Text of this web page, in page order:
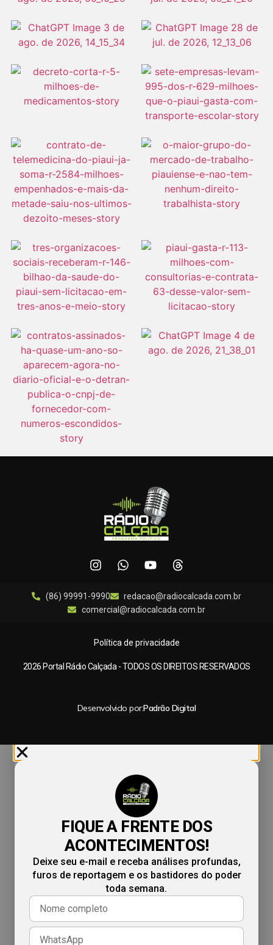
(86) 99991-9990
redacao@radiocalcada.com.br
comercial@radiocalcada.com.br
Política de privacidade
2026 Portal Rádio Calçada - TODOS OS DIREITOS RESERVADOS
Desenvolvido por:Padrão Digital
FIQUE A FRENTE DOS
ACONTECIMENTOS!
Deixe seu e-mail e receba análises profundas,
furos de reportagem e os bastidores do poder
toda semana.